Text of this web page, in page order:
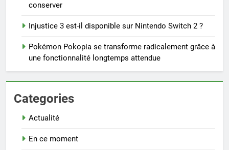
conserver
Injustice 3 est-il disponible sur Nintendo Switch 2 ?
Pokémon Pokopia se transforme radicalement grâce à
une fonctionnalité longtemps attendue
Categories
Actualité
En ce moment